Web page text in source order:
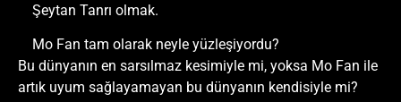
Şeytan Tanrı olmak.
Mo Fan tam olarak neyle yüzleşiyordu?
Bu dünyanın en sarsılmaz kesimiyle mi, yoksa Mo Fan ile
artık uyum sağlayamayan bu dünyanın kendisiyle mi?